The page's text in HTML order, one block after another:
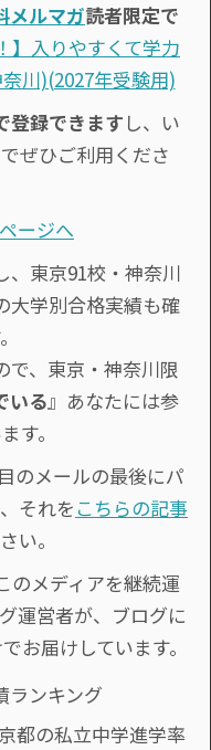
メルマガ読者限定で
】入りやすくて学力
川)(2027年受験用)
登録できます し、い
ぜひご利用くださ
ージへ
、東京91校・神奈川
大学別合格実績も確
で、東京・神奈川限
いる』あなたには参
す。
のメールの最後にパ
それを こちらの記事
い。
のメディアを継続運
運営者が、ブログに
お届けしています。
ランキング
都の私立中学進学率